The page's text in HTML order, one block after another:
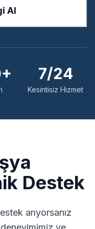
Al
7/24
Kesintisiz Hizmet
Destek
arıyorsanız